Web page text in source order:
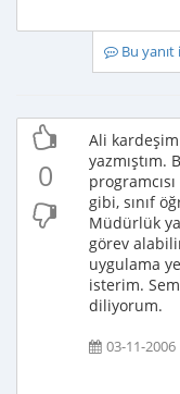
Bu yanıt
0
Ali
yazmıştım.
gibi, sınıf
Müdürlük
görev
uygulama
isterim.
diliyorum.
03-11-2006